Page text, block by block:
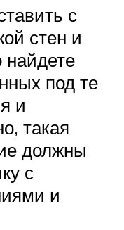
с
стен и
найдете
под те
и
такая
должны
с
и